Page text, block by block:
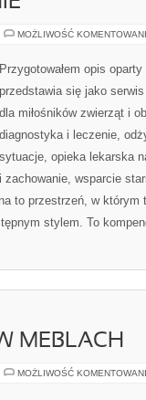
MOŻLIWOŚĆ
Przygotowałem opis
przedstawia się jako
dla miłośników zwierząt i
diagnostyka i leczenie,
sytuacje, opieka lekarska
i zachowanie, wsparcie
to przestrzeń, w
stylem. To
MEBLACH
MOŻLIWOŚĆ